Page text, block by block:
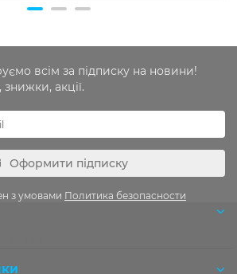
всім за підписку на новини!
акції.
Оформити підписку
з умовами Политика безопасности